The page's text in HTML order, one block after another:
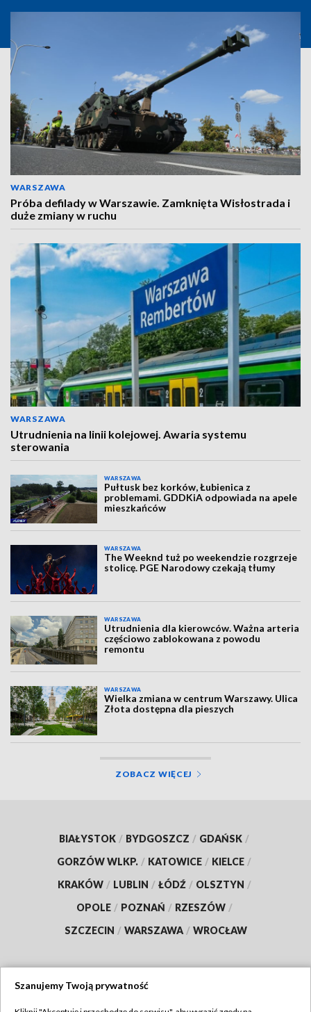
WARSZAWA
Próba defilady w Warszawie. Zamknięta Wisłostrada i
duże zmiany w ruchu
WARSZAWA
Utrudnienia na linii kolejowej. Awaria systemu
sterowania
WARSZAWA
Pułtusk bez korków, Łubienica z
problemami. GDDKiA odpowiada na apele
mieszkańców
WARSZAWA
The Weeknd tuż po weekendzie rozgrzeje
stolicę. PGE Narodowy czekają tłumy
WARSZAWA
Utrudnienia dla kierowców. Ważna arteria
częściowo zablokowana z powodu
remontu
WARSZAWA
Wielka zmiana w centrum Warszawy. Ulica
Złota dostępna dla pieszych
ZOBACZ WIĘCEJ
BIAŁYSTOK / BYDGOSZCZ / GDAŃSK /
GORZÓW WLKP. / KATOWICE / KIELCE /
KRAKÓW / LUBLIN / ŁÓDŹ / OLSZTYN /
OPOLE / POZNAŃ / RZESZÓW /
SZCZECIN / WARSZAWA / WROCŁAW
Szanujemy Twoją prywatność